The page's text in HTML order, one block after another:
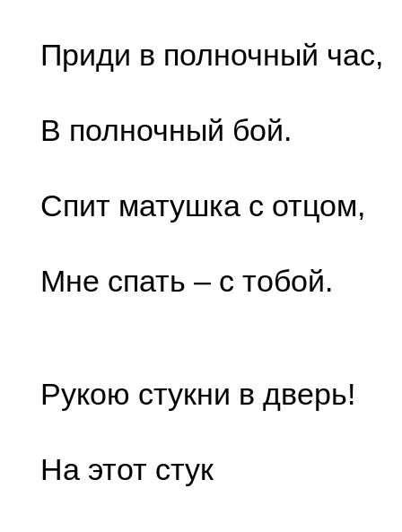
Приди в полночный час,
В полночный бой.
Спит матушка с отцом,
Мне спать – с тобой.
Рукою стукни в дверь!
На этот стук